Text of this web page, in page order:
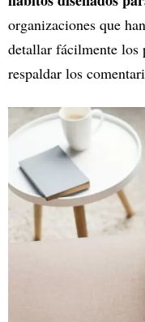
organizaciones que
detallar fácilmente los
respaldar los